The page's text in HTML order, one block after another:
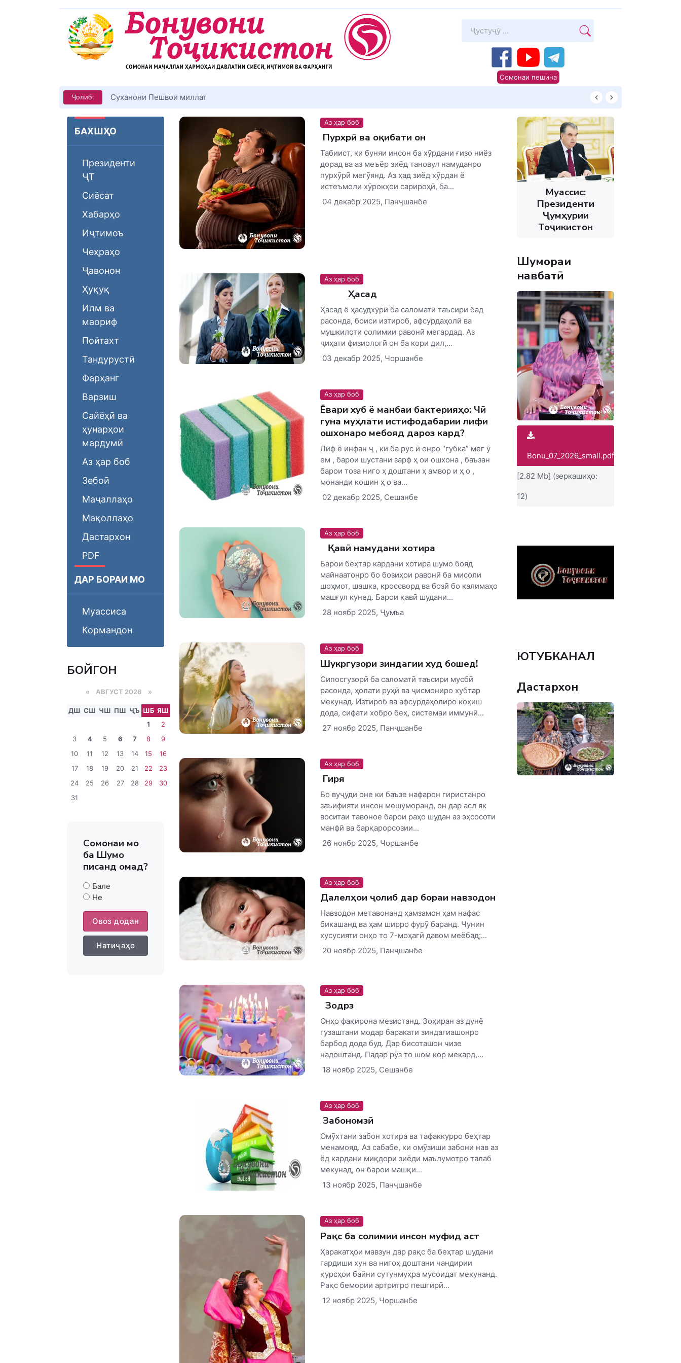
Сомонаи пешина
Ҷолиб: Суханони Пешвои миллат
БАХШҲО
Президенти
ҶТ
Сиёсат
Хабарҳо
Иҷтимоъ
Чеҳраҳо
Ҷавонон
Ҳуқуқ
Илм ва
маориф
Пойтахт
Тандурустӣ
Фарҳанг
Варзиш
Сайёҳӣ ва
ҳунарҳои
мардумӣ
Аз ҳар боб
Зебоӣ
Маҷаллаҳо
Мақоллаҳо
Дастархон
PDF
ДАР БОРАИ МО
Муассиса
Кормандон
БОЙГОНӢ
« АВГУСТ 2026 »
ДШ СШ ЧШ ПШ ҶЪ ШБ ЯШ
1
2
3
4 5 6 7 8
9
10
11 12 13 14 15
16
17
18 19 20 21 22
23
24
25 26 27 28 29
30
31
Сомонаи мо
ба Шумо
писанд омад?
Бале
Не
Овоз додан
Натиҷаҳо
Аз ҳар боб
Пурхӯрӣ ва оқибати он
Табиист, ки буняи инсон ба хӯрдани ғизо ниёз
дорад ва аз меъёр зиёд тановул намуданро
пурхӯрӣ мегӯянд. Аз ҳад зиёд хӯрдан ё
истеъмоли хӯрокҳои сарироҳӣ, ба...
04 декабр 2025, Панҷшанбе
Аз ҳар боб
Ҳасад
Ҳасад ё ҳасудхӯрӣ ба саломатӣ таъсири бад
расонда, боиси изтироб, афсурдаҳолӣ ва
мушкилоти солимии равонӣ мегардад. Аз
ҷиҳати физиологӣ он ба кори дил,...
03 декабр 2025, Чоршанбе
Аз ҳар боб
Ёвари хуб ё манбаи бактерияҳо: Чӣ
гуна муҳлати истифодабарии лифи
ошхонаро мебояд дароз кард?
Лиф ё инфан ҷ , ки ба рус ӣ онро “губка” мег ӯ
ем , барои шустани зарф ҳ ои ошхона , баъзан
барои тоза ниго ҳ доштани ҳ амвор и ҳ о ,
монанди кошин ҳ о ва...
02 декабр 2025, Сешанбе
Аз ҳар боб
Қавӣ намудани хотира
Барои беҳтар кардани хотира шумо бояд
майнаатонро бо бозиҳои равонӣ ба мисоли
шоҳмот, шашка, кроссворд ва бозӣ бо калимаҳо
машғул кунед. Барои қавӣ шудани...
28 ноябр 2025, Ҷумъа
Аз ҳар боб
Шукргузори зиндагии худ бошед!
Сипосгузорӣ ба саломатӣ таъсири мусбӣ
расонда, ҳолати руҳӣ ва ҷисмониро хубтар
мекунад. Изтироб ва афсурдаҳолиро коҳиш
дода, сифати хобро беҳ, системаи иммунӣ...
27 ноябр 2025, Панҷшанбе
Аз ҳар боб
Гиря
Бо вуҷуди оне ки баъзе нафарон гиристанро
заъифияти инсон мешуморанд, он дар асл як
воситаи тавоное барои раҳо шудан аз эҳсосоти
манфӣ ва барқарорсозии...
26 ноябр 2025, Чоршанбе
Аз ҳар боб
Далелҳои ҷолиб дар бораи навзодон
Навзодон метавонанд ҳамзамон ҳам нафас
бикашанд ва ҳам ширро фурӯ баранд. Чунин
хусусияти онҳо то 7-моҳагӣ давом меёбад;...
20 ноябр 2025, Панҷшанбе
Аз ҳар боб
Зодрӯз
Онҳо фақирона мезистанд. Зоҳиран аз дунё
гузаштани модар баракати зиндагиашонро
барбод дода буд. Дар бисоташон чизе
надоштанд. Падар рӯз то шом кор мекард,...
18 ноябр 2025, Сешанбе
Аз ҳар боб
Забономӯзӣ
Омӯхтани забон хотира ва тафаккурро беҳтар
менамояд. Аз сабабе, ки омӯзиши забони нав аз
ёд кардани миқдори зиёди маълумотро талаб
мекунад, он барои машқи...
13 ноябр 2025, Панҷшанбе
Аз ҳар боб
Рақс ба солимии инсон муфид аст
Ҳаракатҳои мавзун дар рақс ба беҳтар шудани
гардиши хун ва нигоҳ доштани чандирии
қурсҳои байни сутунмуҳра мусоидат мекунанд.
Рақс бемории артритро пешгирӣ...
12 ноябр 2025, Чоршанбе
Муассис:
Президенти
Ҷумҳурии
Тоҷикистон
Шумораи
навбатӣ
Bonu_07_2026_small.pdf
[2.82 Mb] (зеркашиҳо:
12)
ЮТУБКАНАЛ
Дастархон